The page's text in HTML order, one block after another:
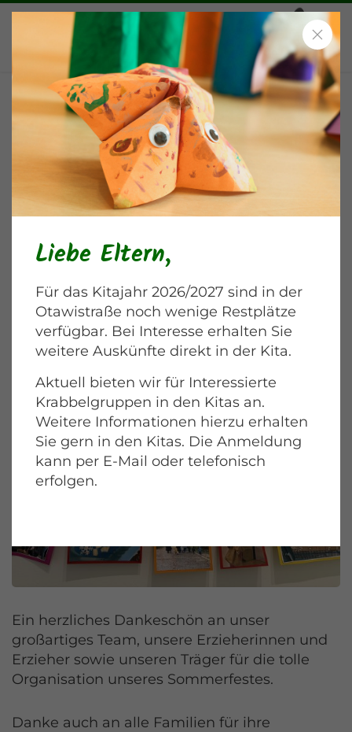
Sommerfest Otawi
Otawistraße
Ein herzliches Dankeschön an unser
großartiges Team, unsere Erzieherinnen und
Erzieher sowie unseren Träger für die tolle
Organisation unseres Sommerfestes.
Danke auch an alle Familien für ihre
Liebe Eltern,
Für das Kitajahr 2026/2027 sind in der
Otawistraße noch wenige Restplätze
verfügbar. Bei Interesse erhalten Sie
weitere Auskünfte direkt in der Kita.
Aktuell bieten wir für Interessierte
Krabbelgruppen in den Kitas an.
Weitere Informationen hierzu erhalten
Sie gern in den Kitas. Die Anmeldung
kann per E-Mail oder telefonisch
erfolgen.